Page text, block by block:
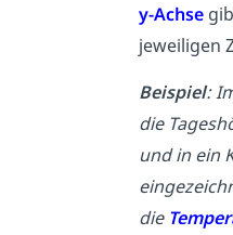
y-Achse
jeweiligen
Beispiel:
die
und in ein
die